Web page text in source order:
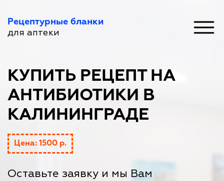
Рецептурные бланки
для аптеки
КУПИТЬ РЕЦЕПТ НА
АНТИБИОТИКИ В
КАЛИНИНГРАДЕ
Цена: 1500 р.
Оставьте заявку и мы Вам